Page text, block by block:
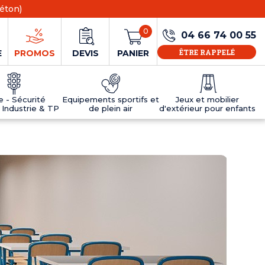
PROMOS DEVIS PANIER
0 04 66 74 00 55
ÊTRE RAPPELÉ
- Sécurité
& TP
sécurité
Equipements sportifs et
de plein air
Jeux et mobilier
d'extérieur pour enfants